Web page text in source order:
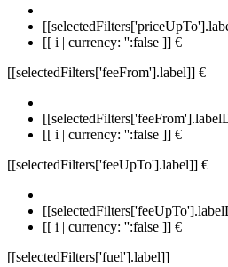
[[ i | currency: '':false ]] €
[[selectedFilters['feeFrom'].label]] €
[[ i | currency: '':false ]] €
[[selectedFilters['feeUpTo'].label]] €
[[ i | currency: '':false ]] €
[[selectedFilters['fuel'].label]]